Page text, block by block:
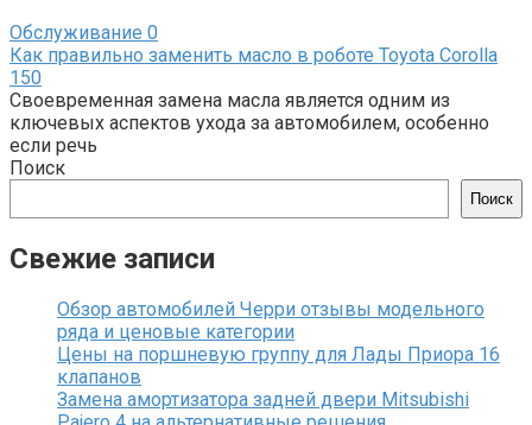
Обслуживание 0
Как правильно заменить масло в роботе Toyota Corolla
150
Своевременная замена масла является одним из
ключевых аспектов ухода за автомобилем, особенно
если речь
Поиск
Поиск
Свежие записи
Обзор автомобилей Черри отзывы модельного
ряда и ценовые категории
Цены на поршневую группу для Лады Приора 16
клапанов
Замена амортизатора задней двери Mitsubishi